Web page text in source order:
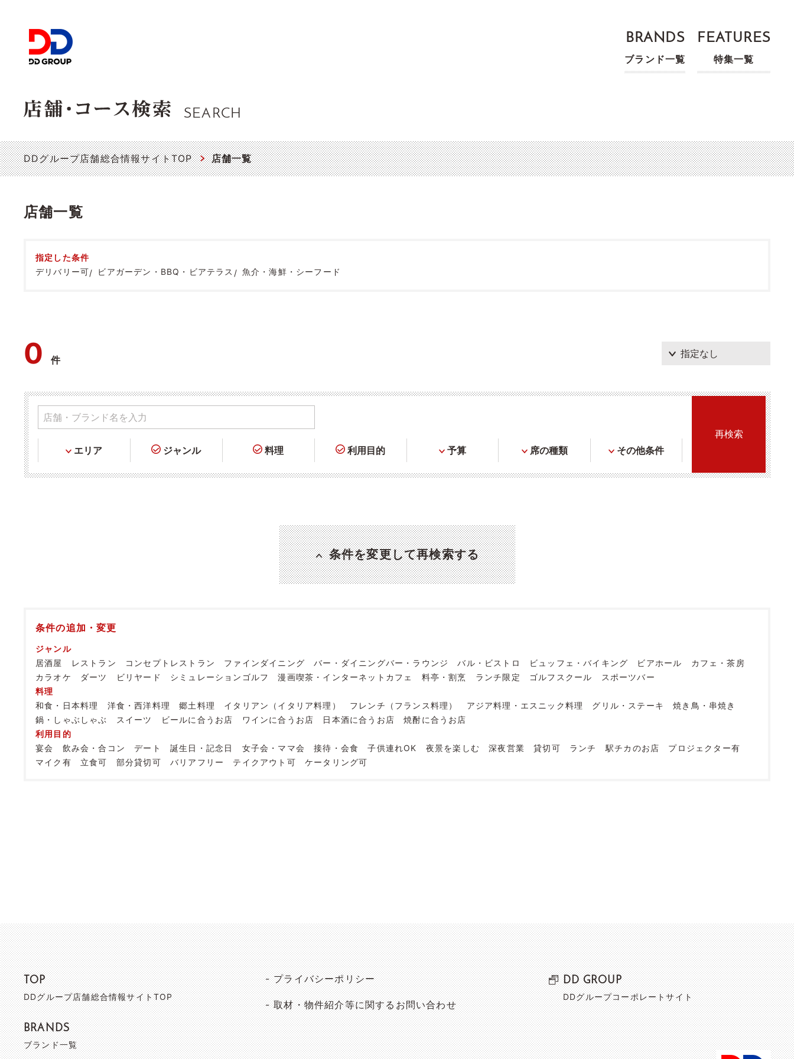
BRANDS
ブランド一覧
FEATURES
特集一覧
SEARCH
DDグループ店舗総合情報サイトTOP 店舗一覧
店舗一覧
指定した条件
デリバリー可
ビアガーデン・BBQ・ビアテラス 魚介・海鮮・シーフード
0件
エリア ジャンル 料理 利用目的 予算 席の種類 その他条件
条件を変更して再検索する
条件の追加・変更
ジャンル
居酒屋
レストラン コンセプトレストラン ファインダイニング バー・ダイニングバー・ラウンジ バル・ビストロ ビュッフェ・バイキング ビアホール
カフェ・茶房
カラオケ
ダーツ ビリヤード シミュレーションゴルフ 漫画喫茶・インターネットカフェ 料亭・割烹 ランチ限定 ゴルフスクール
スポーツバー
料理
和食・日本料理
洋食・西洋料理 郷土料理 イタリアン（イタリア料理） フレンチ（フランス料理） アジア料理・エスニック料理 グリル・ステーキ
焼き鳥・串焼き
鍋・しゃぶしゃぶ
スイーツ ビールに合うお店 ワインに合うお店 日本酒に合うお店
焼酎に合うお店
利用目的
宴会
飲み会・合コン デート 誕生日・記念日 女子会・ママ会 接待・会食 子供連れOK 夜景を楽しむ 深夜営業 貸切可 ランチ 駅チカのお店
プロジェクター有
マイク有
立食可 部分貸切可 バリアフリー テイクアウト可 ケータリング可
TOP
DDグループ店舗総合情報サイトTOP
BRANDS
ブランド一覧
プライバシーポリシー
取材・物件紹介等に関するお問い合わせ
DD GROUP
DDグループコーポレートサイト